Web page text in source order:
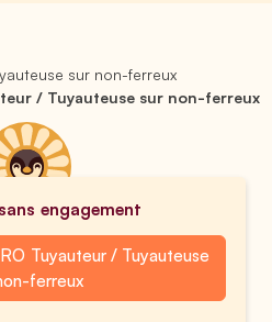
sur non-ferreux
/ Tuyauteuse sur non-ferreux
engagement
Tuyauteur / Tuyauteuse
ferreux